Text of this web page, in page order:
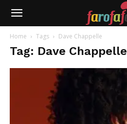
Farofafá
Home Tags Dave Chappelle
Tag: Dave Chappelle